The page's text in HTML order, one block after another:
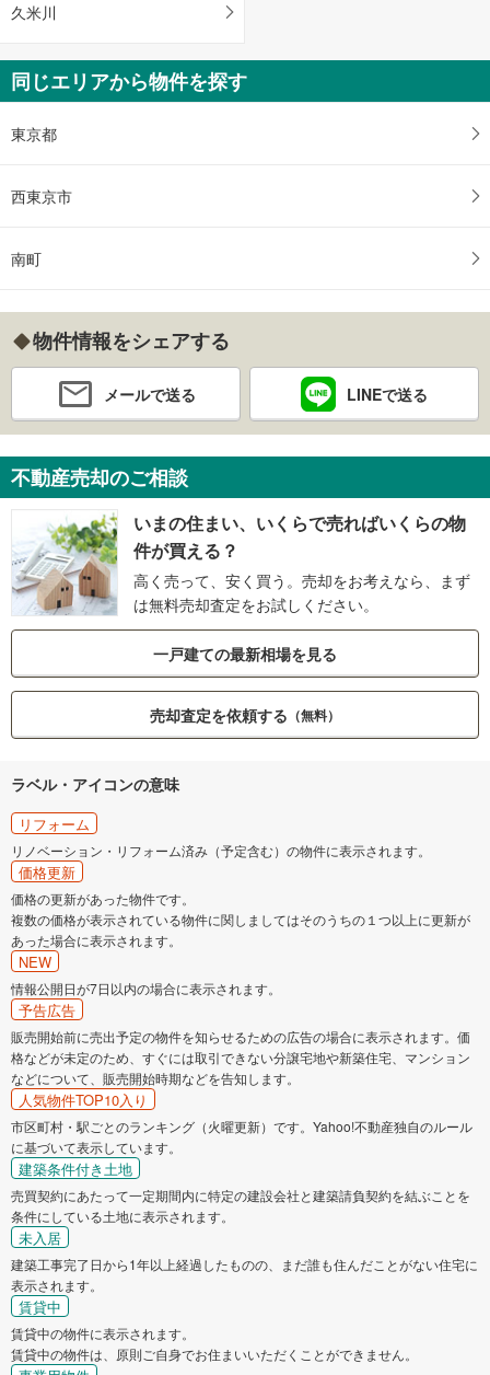
久米川
同じエリアから物件を探す
東京都
西東京市
南町
物件情報をシェアする
メールで送る LINEで送る
不動産売却のご相談
いまの住まい、いくらで売ればいくらの物
件が買える？
高く売って、安く買う。売却をお考えなら、まず
は無料売却査定をお試しください。
一戸建ての最新相場を見る
売却査定を依頼する （無料）
ラベル・アイコンの意味
リフォーム
リノベーション・リフォーム済み（予定含む）の物件に表示されます。
価格更新
価格の更新があった物件です。
複数の価格が表示されている物件に関しましてはそのうちの１つ以上に更新が
あった場合に表示されます。
NEW
情報公開日が7日以内の場合に表示されます。
予告広告
販売開始前に売出予定の物件を知らせるための広告の場合に表示されます。価
格などが未定のため、すぐには取引できない分譲宅地や新築住宅、マンション
などについて、販売開始時期などを告知します。
人気物件TOP10入り
市区町村・駅ごとのランキング（火曜更新）です。Yahoo!不動産独自のルール
に基づいて表示しています。
建築条件付き土地
売買契約にあたって一定期間内に特定の建設会社と建築請負契約を結ぶことを
条件にしている土地に表示されます。
未入居
建築工事完了日から1年以上経過したものの、まだ誰も住んだことがない住宅に
表示されます。
賃貸中
賃貸中の物件に表示されます。
賃貸中の物件は、原則ご自身でお住まいいただくことができません。